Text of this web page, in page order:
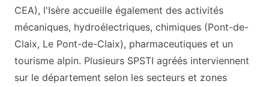
CEA), l'Isère accueille également des activités
mécaniques, hydroélectriques, chimiques (Pont-de-
Claix, Le Pont-de-Claix), pharmaceutiques et un
tourisme alpin. Plusieurs SPSTI agréés interviennent
sur le département selon les secteurs et zones